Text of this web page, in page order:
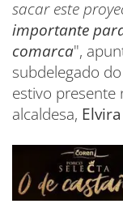
sacar este
importante
comarca",
subdelegado
estivo presente
alcaldesa,